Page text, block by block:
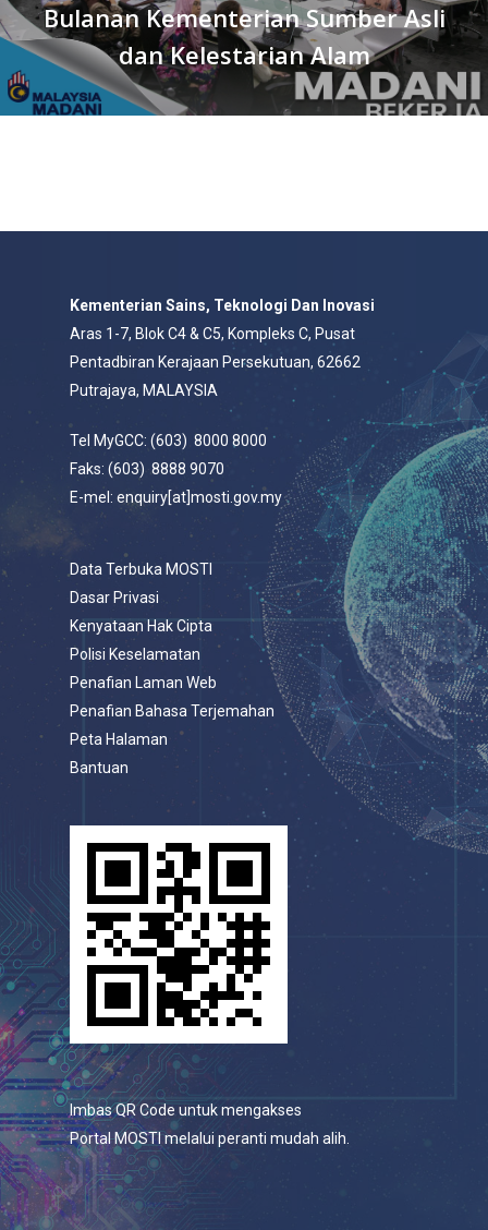
Bulanan Kementerian Sumber Asli
dan Kelestarian Alam
Kementerian Sains, Teknologi Dan Inovasi
Aras 1-7, Blok C4 & C5, Kompleks C, Pusat
Pentadbiran Kerajaan Persekutuan, 62662
Putrajaya, MALAYSIA
Tel MyGCC: (603) 8000 8000
Faks: (603) 8888 9070
E-mel: enquiry[at]mosti.gov.my
Data Terbuka MOSTI
Dasar Privasi
Kenyataan Hak Cipta
Polisi Keselamatan
Penafian Laman Web
Penafian Bahasa Terjemahan
Peta Halaman
Bantuan
Imbas QR Code untuk mengakses
Portal MOSTI melalui peranti mudah alih.